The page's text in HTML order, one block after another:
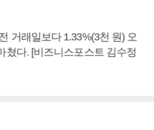
거래일보다 1.33%(3천 원) 오
쳤다. [비즈니스포스트 김수정